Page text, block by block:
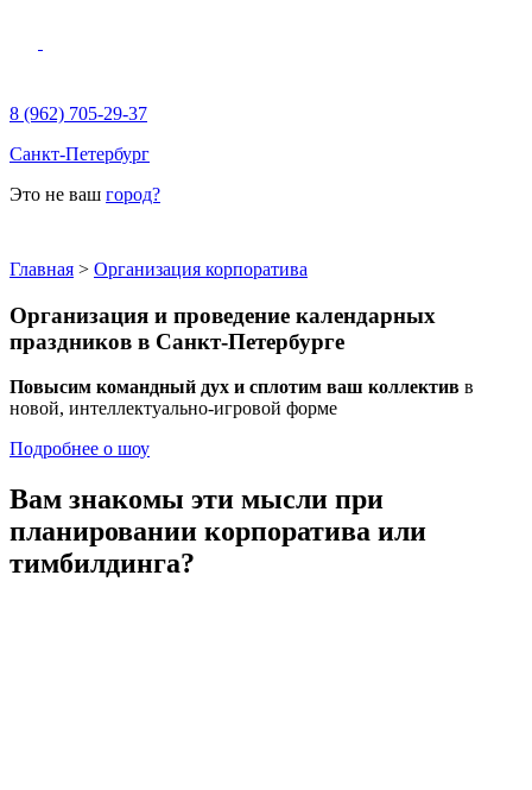
8 (962) 705-29-37
Санкт-Петербург
Это не ваш город?
Главная > Организация корпоратива
Организация и проведение календарных
праздников в Санкт-Петербурге
Повысим командный дух и сплотим ваш коллектив в
новой, интеллектуально-игровой форме
Подробнее о шоу
Вам знакомы эти мысли при
планировании корпоратива или
тимбилдинга?